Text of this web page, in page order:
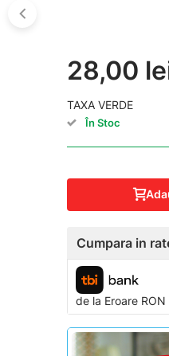
28,00
TAXA VERDE
În Stoc
Cumpara in
de la EroareRON